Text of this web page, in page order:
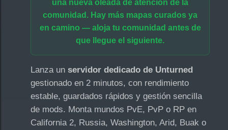
una nueva oleada de atención de la
comunidad. Hay más mapas curados ya
en camino — aloja tu comunidad antes de
que llegue el siguiente.
Lanza un servidor dedicado de Unturned
gestionado en 2 minutos, con rendimiento
estable, guardados rápidos y gestión sencilla
de mods. Monta mundos PvE, PvP o RP en
California 2, Russia, Washington, Arid, Buak o